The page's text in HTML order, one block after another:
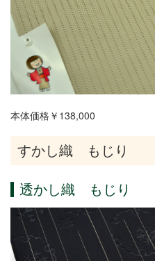
本体価格￥138,000
すかし織 もじり
透かし織 もじり